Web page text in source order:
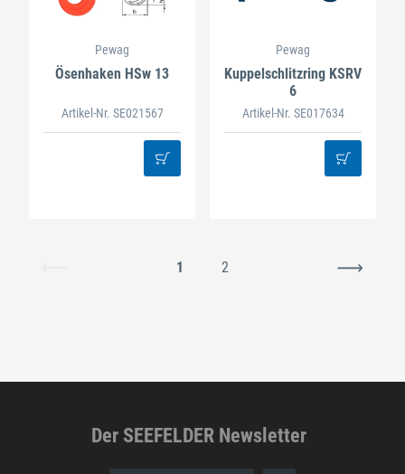
Pewag
Ösenhaken HSw 13
Artikel-Nr. SE021567
Pewag
Kuppelschlitzring KSRV
6
Artikel-Nr. SE017634
1 2
Der SEEFELDER Newsletter